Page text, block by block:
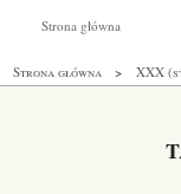
Strona główna
Strona główna XXX